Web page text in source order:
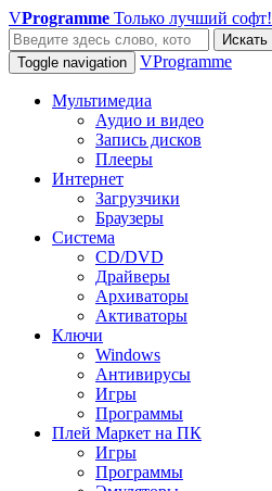
VProgramme Только лучший софт!
Искать
Toggle navigation
VProgramme
Мультимедиа
Аудио и видео
Запись дисков
Плееры
Интернет
Загрузчики
Браузеры
Система
CD/DVD
Драйверы
Архиваторы
Активаторы
Ключи
Windows
Антивирусы
Игры
Программы
Плей Маркет на ПК
Игры
Программы